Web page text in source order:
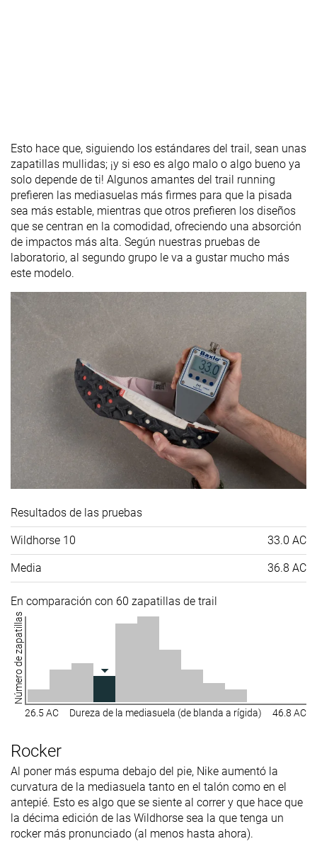
Esto hace que, siguiendo los estándares del trail, sean unas
zapatillas mullidas; ¡y si eso es algo malo o algo bueno ya
solo depende de ti! Algunos amantes del trail running
prefieren las mediasuelas más firmes para que la pisada
sea más estable, mientras que otros prefieren los diseños
que se centran en la comodidad, ofreciendo una absorción
de impactos más alta. Según nuestras pruebas de
laboratorio, al segundo grupo le va a gustar mucho más
este modelo.
Resultados de las pruebas
Wildhorse 10 33.0 AC
Media 36.8 AC
En comparación con 60 zapatillas de trail
Número de zapatillas
26.5 AC Dureza de la mediasuela (de blanda a rígida) 46.8 AC
Rocker
Al poner más espuma debajo del pie, Nike aumentó la
curvatura de la mediasuela tanto en el talón como en el
antepié. Esto es algo que se siente al correr y que hace que
la décima edición de las Wildhorse sea la que tenga un
rocker más pronunciado (al menos hasta ahora).